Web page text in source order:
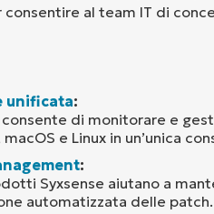
consentire al team IT di
unificata:
consente di monitorare e
e Linux in un’unica
:
Syxsense aiutano a
automatizzata delle patch.